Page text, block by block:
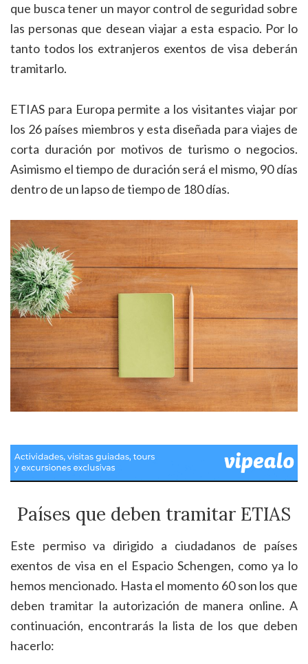
que busca tener un mayor control de seguridad sobre
las personas que desean viajar a esta espacio. Por lo
tanto todos los extranjeros exentos de visa deberán
tramitarlo.
ETIAS para Europa permite a los visitantes viajar por
los 26 países miembros y esta diseñada para viajes de
corta duración por motivos de turismo o negocios.
Asimismo el tiempo de duración será el mismo, 90 días
dentro de un lapso de tiempo de 180 días.
Países que deben tramitar ETIAS
Este permiso va dirigido a ciudadanos de países
exentos de visa en el Espacio Schengen, como ya lo
hemos mencionado. Hasta el momento 60 son los que
deben tramitar la autorización de manera online. A
continuación, encontrarás la lista de los que deben
hacerlo: